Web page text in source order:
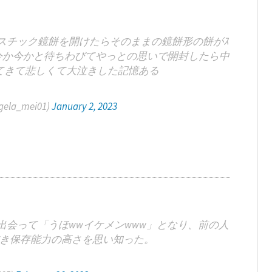
ック鏡餅を開けたらそのままの鏡餅形の餅がｽ
今かと待ちわびてやっとの思いで開封したら中
て悲しくて大泣きした記憶ある
January 2, 2023
って「うほwwイケメンwww」となり、前の人
保存能力の高さを思い知った。